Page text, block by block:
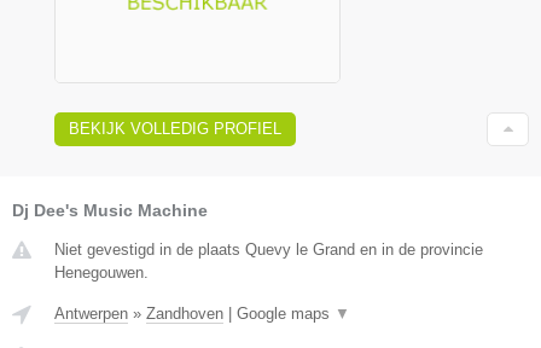
BEKIJK VOLLEDIG PROFIEL
Dj Dee's Music Machine
Niet gevestigd in de plaats Quevy le Grand en in de provincie
Henegouwen.
Antwerpen » Zandhoven Google maps ▼